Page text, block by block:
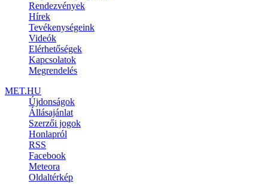
Rendezvények
Hírek
Tevékenységeink
Videók
Elérhetőségek
Kapcsolatok
Megrendelés
MET.HU
Újdonságok
Állásajánlat
Szerzői jogok
Honlapról
RSS
Facebook
Meteora
Oldaltérkép